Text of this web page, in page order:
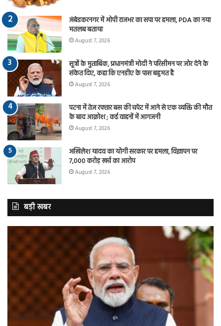
अंबेडकरनगर में ओपी राजभर का सपा पर हमला, PDA का नया
मतलब बताया
August 7, 2026
सूत्रों के मुताबिक, प्रधानमंत्री मोदी ने परिसीमन पर जोर देने के
संकेत दिए, कहा कि एनडीए के पास बहुमत है
August 7, 2026
पटना में तेज रफ्तार बस की चपेट में आने से एक व्यक्ति की मौत
के बाद आक्रोश ; कई वाहनों में आगजनी
August 7, 2026
अखिलेश यादव का योगी सरकार पर हमला, विज्ञापन पर
7,000 करोड़ खर्च का आरोप
August 7, 2026
बड़ी खबर